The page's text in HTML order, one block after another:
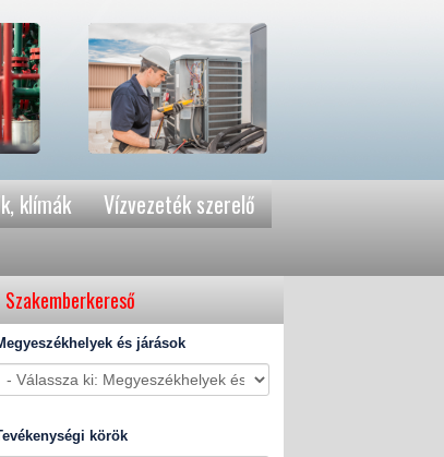
klímák
Vízvezeték szerelő
Szakemberkereső
és járások
körök